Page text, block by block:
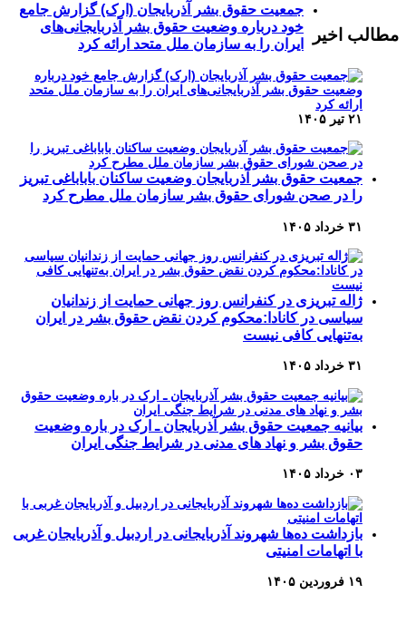
مطالب اخیر
جمعیت حقوق بشر آذربایجان (ارک) گزارش جامع
خود درباره وضعیت حقوق بشر آذربایجانی‌های
ایران را به سازمان ملل متحد ارائه کرد
۲۱ تیر ۱۴۰۵
جمعیت حقوق بشر آذربایجان وضعیت ساکنان باباباغی تبریز
را در صحن شورای حقوق بشر سازمان ملل مطرح کرد
۳۱ خرداد ۱۴۰۵
ژاله تبریزی در کنفرانس روز جهانی حمایت از زندانیان
سیاسی در کانادا:محکوم کردن نقض حقوق بشر در ایران
به‌تنهایی کافی نیست
۳۱ خرداد ۱۴۰۵
بیانیه جمعیت حقوق بشر آذربایجان ـ ارک در باره وضعیت
حقوق بشر و نهاد های مدنی در شرایط جنگی ایران
۰۳ خرداد ۱۴۰۵
بازداشت ده‌ها شهروند آذربایجانی در اردبیل و آذربایجان غربی
با اتهامات امنیتی
۱۹ فروردین ۱۴۰۵